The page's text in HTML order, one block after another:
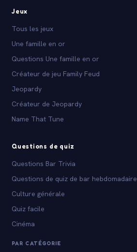
Jeux
Tous les jeux
Une famille en or
Questions Une famille en or
Créateur de jeu Family Feud
Jeopardy
Créateur de Jeopardy
Name That Tune
Questions de quiz
Questions Bar Trivia
Questions de quiz de bar hebdomadaire
Culture générale
Quiz facile
Cinéma
PAR CATÉGORIE